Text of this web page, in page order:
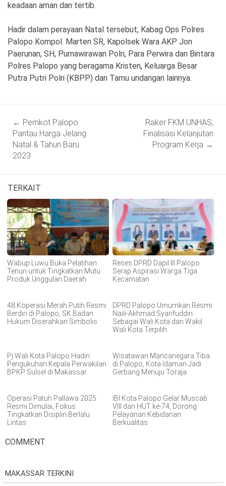
keadaan aman dan tertib.
Hadir dalam perayaan Natal tersebut, Kabag Ops Polres
Palopo Kompol. Marten SR, Kapolsek Wara AKP Jon
Paerunan, SH, Purnawirawan Polri, Para Perwira dan Bintara
Polres Palopo yang beragama Kristen, Keluarga Besar
Putra Putri Polri (KBPP) dan Tamu undangan lainnya.
navigation
← Pemkot Palopo
Pantau Harga Jelang
Natal & Tahun Baru
2023
Raker FKM UNHAS,
Finalisasi Kelanjutan
Program Kerja →
TERKAIT
Wabup Luwu Buka Pelatihan
Tenun untuk Tingkatkan Mutu
Produk Unggulan Daerah
Reses DPRD Dapil III Palopo
Serap Aspirasi Warga Tiga
Kecamatan
48 Koperasi Merah Putih Resmi
Berdiri di Palopo, SK Badan
Hukum Diserahkan Simbolis
DPRD Palopo Umumkan Resmi
Naili-Akhmad Syarifuddin
Sebagai Wali Kota dan Wakil
Wali Kota Terpilih
Pj Wali Kota Palopo Hadiri
Pengukuhan Kepala Perwakilan
BPKP Sulsel di Makassar
Wisatawan Mancanegara Tiba
di Palopo, Kota Idaman Jadi
Gerbang Menuju Toraja
Operasi Patuh Pallawa 2025
Resmi Dimulai, Fokus
Tingkatkan Disiplin Berlalu
Lintas
IBI Kota Palopo Gelar Muscab
VIII dan HUT ke-74, Dorong
Pelayanan Kebidanan
Berkualitas
COMMENT
MAKASSAR TERKINI